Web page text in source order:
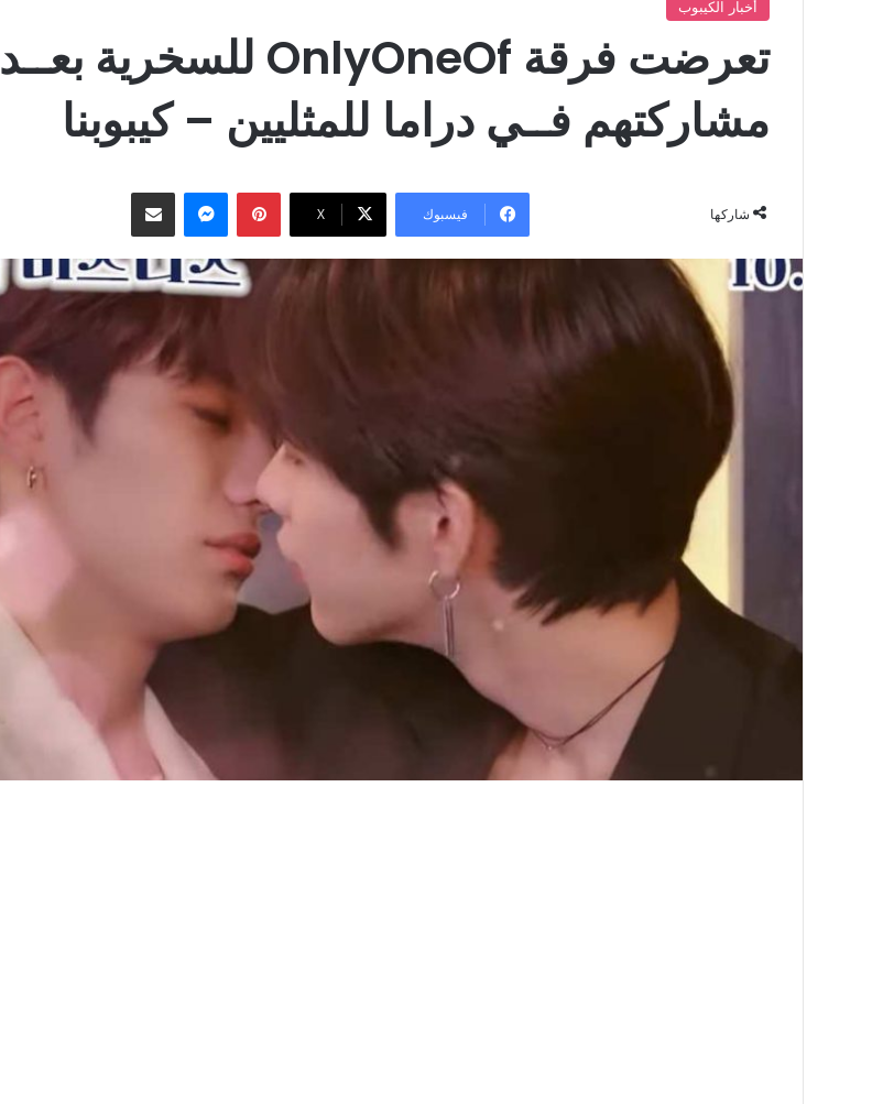
أخبار الكيبوب
تعرضت فرقة OnlyOneOf للسخرية بعــد
مشاركتهم فــي دراما للمثليين – كيبوبنا
شاركها فيسبوك ‫X
بينتيريستماسنجر مشاركة عبر البريد